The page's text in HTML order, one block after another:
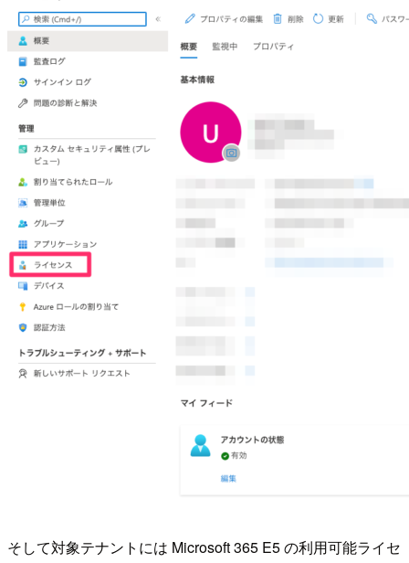
そして対象テナントには Microsoft 365 E5 の利用可能ライセ